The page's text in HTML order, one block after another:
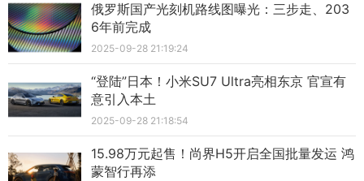
俄罗斯国产光刻机路线图曝光：三步走、203
6年前完成
2025-09-28 21:19:24
“登陆”日本！小米SU7 Ultra亮相东京 官宣有
意引入本土
2025-09-28 21:18:54
15.98万元起售！尚界H5开启全国批量发运 鸿
蒙智行再添